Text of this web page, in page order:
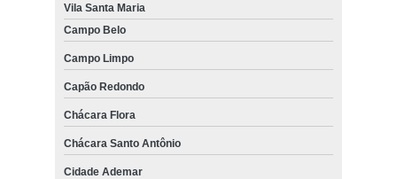
Vila Santa Maria
Campo Belo
Campo Limpo
Capão Redondo
Chácara Flora
Chácara Santo Antônio
Cidade Ademar